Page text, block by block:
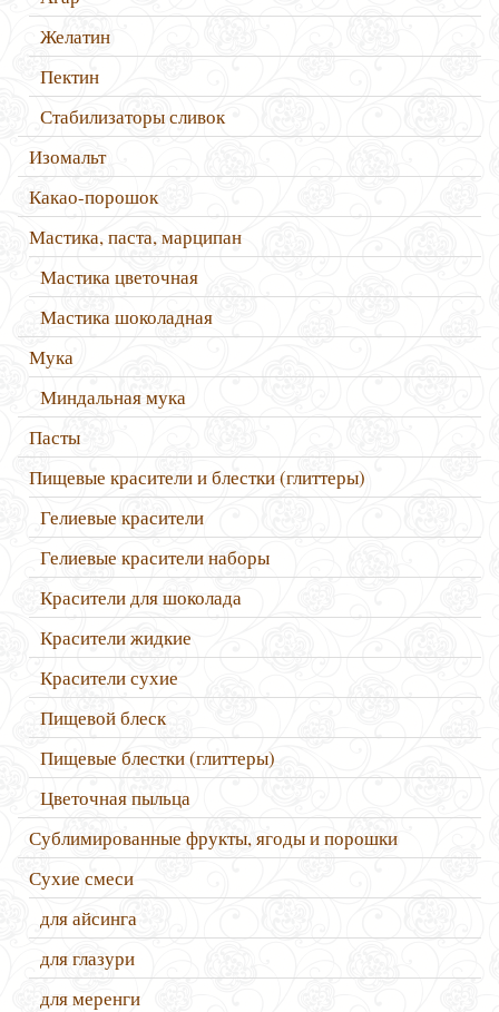
Желатин
Пектин
Стабилизаторы сливок
Изомальт
Какао-порошок
Мастика, паста, марципан
Мастика цветочная
Мастика шоколадная
Мука
Миндальная мука
Пасты
Пищевые красители и блестки (глиттеры)
Гелиевые красители
Гелиевые красители наборы
Красители для шоколада
Красители жидкие
Красители сухие
Пищевой блеск
Пищевые блестки (глиттеры)
Цветочная пыльца
Сублимированные фрукты, ягоды и порошки
Сухие смеси
для айсинга
для глазури
для меренги